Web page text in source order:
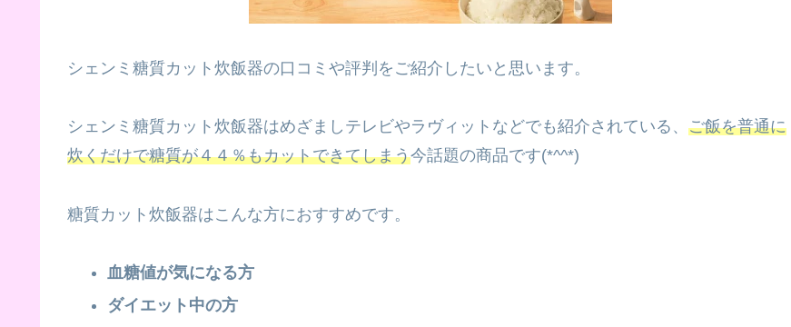
シェンミ糖質カット炊飯器の口コミや評判をご紹介したいと思います。
シェンミ糖質カット炊飯器はめざましテレビやラヴィットなどでも紹介されている、 ご飯を普通に
炊くだけで糖質が４４％もカットできてしまう今話題の商品です(*^^*)
糖質カット炊飯器はこんな方におすすめです。
血糖値が気になる方
ダイエット中の方